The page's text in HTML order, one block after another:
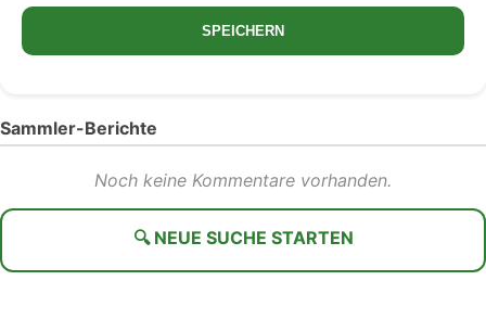
SPEICHERN
Sammler-Berichte
Noch keine Kommentare vorhanden.
🔍 NEUE SUCHE STARTEN